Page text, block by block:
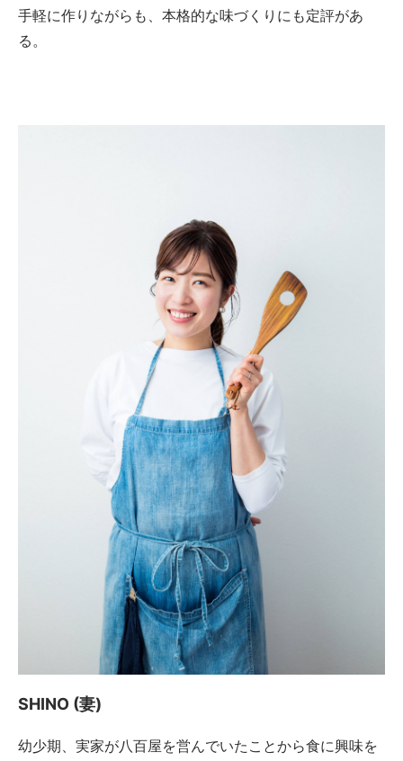
手軽に作りながらも、本格的な味づくりにも定評があ
る。
SHINO (妻)
幼少期、実家が八百屋を営んでいたことから食に興味を